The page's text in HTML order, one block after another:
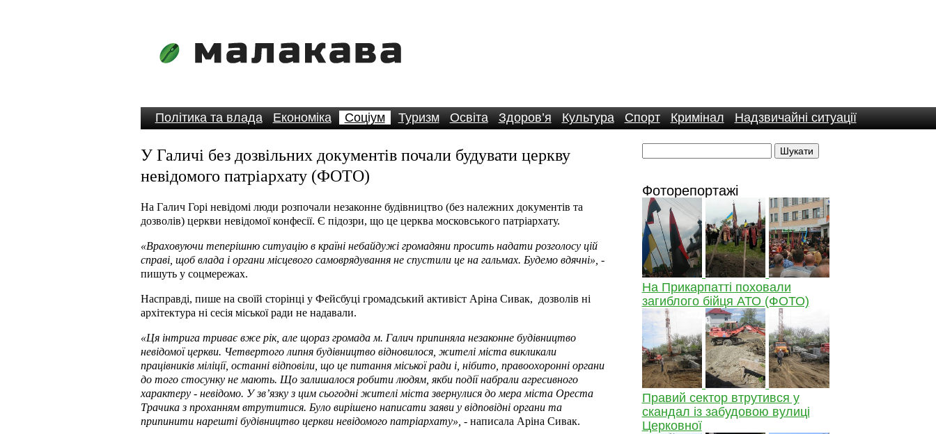
Політика та влада Економіка Соціум Туризм Освіта Здоров’я Культура Спорт Кримінал Надзвичайні ситуації
У Галичі без дозвільних документів почали будувати церкву
невідомого патріархату (ФОТО)
На Галич Горі невідомі люди розпочали незаконне будівництво (без належних документів та
дозволів) церкви невідомої конфесії. Є підозри, що це церква московського патріархату.
«Враховуючи теперішню ситуацію в країні небайдужі громадяни просить надати розголосу цій
справі, щоб влада і органи місцевого самоврядування не спустили це на гальмах. Будемо вдячні», -
пишуть у соцмережах.
Насправді, пише на своїй сторінці у Фейсбуці громадський активіст Аріна Сивак, дозволів ні
архітектура ні сесія міської ради не надавали.
«Ця інтрига триває вже рік, але щораз громада м. Галич припиняла незаконне будівництво
невідомої церкви. Четвертого липня будівництво відновилося, жителі міста викликали
працівників міліції, останні відповіли, що це питання міської ради і, нібито, правоохоронні органи
до того стосунку не мають. Що залишалося робити людям, якби події набрали агресивного
характеру - невідомо. У зв’язку з цим сьогодні жителі міста звернулися до мера міста Ореста
Трачика з проханням втрутитися. Було вирішено написати заяви у відповідні органи та
припинити нарешті будівництво церкви невідомого патріархату», - написала Аріна Сивак.
Фоторепортажі
На Прикарпатті поховали
загиблого бійця АТО (ФОТО)
Правий сектор втрутився у
скандал із забудовою вулиці
Церковної